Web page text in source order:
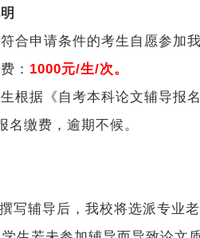
合申请条件的考生自愿参加
： 1000元/生/次。
根据《自考本科论文辅导报
名缴费，逾期不候。
写辅导后，我校将选派专业